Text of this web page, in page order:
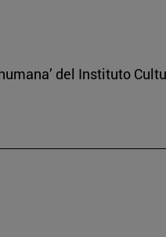
del Instituto